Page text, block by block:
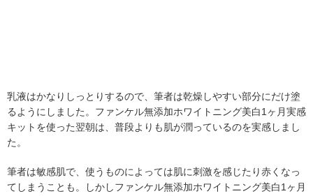
乳液はかなりしっとりするので、筆者は乾燥しやすい部分にだけ塗
るようにしました。ファンケル無添加ホワイトニング美白1ヶ月実感
キットを使った翌朝は、普段よりも肌が潤っているのを実感しまし
た。
筆者は敏感肌で、使うものによっては肌に刺激を感じたり赤くなっ
てしまうことも。しかしファンケル無添加ホワイトニング美白1ヶ月